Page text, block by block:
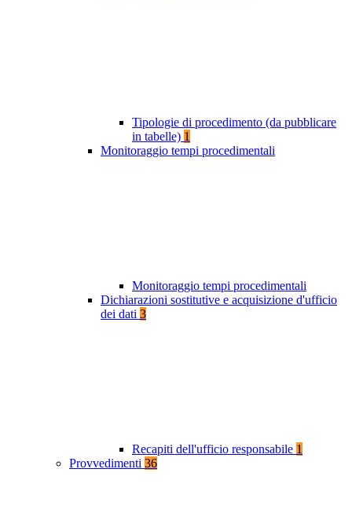
Tipologie di procedimento (da pubblicare
in tabelle) 1
Monitoraggio tempi procedimentali
Monitoraggio tempi procedimentali
Dichiarazioni sostitutive e acquisizione d'ufficio
dei dati 3
Recapiti dell'ufficio responsabile 1
Provvedimenti 36